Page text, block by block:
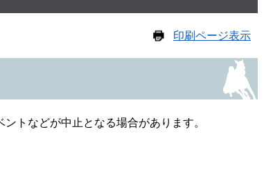
印刷ページ表示
トなどが中止となる場合があります。